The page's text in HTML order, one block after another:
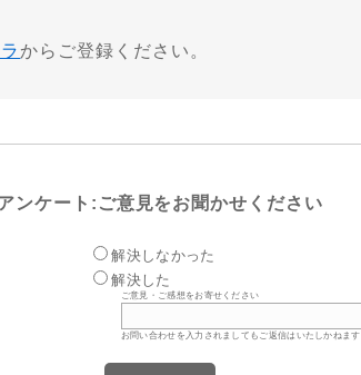
からご登録ください。
ンケート:ご意見をお聞かせください
解決しなかった
解決した
ご意見・ご感想をお寄せください
お問い合わせを入力されましてもご返信はいたしかねます